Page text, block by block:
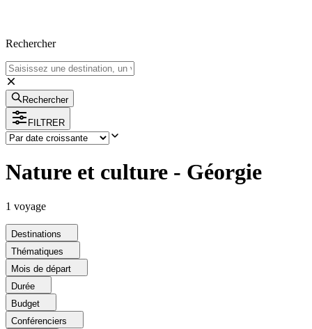
Rechercher
Rechercher
FILTRER
Nature et culture - Géorgie
1 voyage
Destinations
Thématiques
Mois de départ
Durée
Budget
Conférenciers